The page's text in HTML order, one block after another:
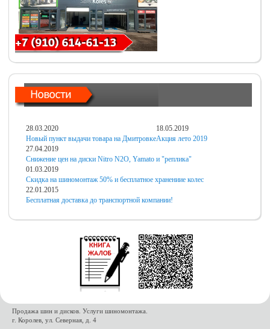
28.03.2020
Новый пункт выдачи товара на Дмитровке
18.05.2019
Акция лето 2019
27.04.2019
Снижение цен на диски Nitro N2O, Yamato и "реплика"
01.03.2019
Скидка на шиномонтаж 50% и бесплатное хранениие колес
22.01.2015
Бесплатная доставка до транспортной компании!
Продажа шин и дисков. Услуги шиномонтажа.
г. Королев, ул. Северная, д. 4